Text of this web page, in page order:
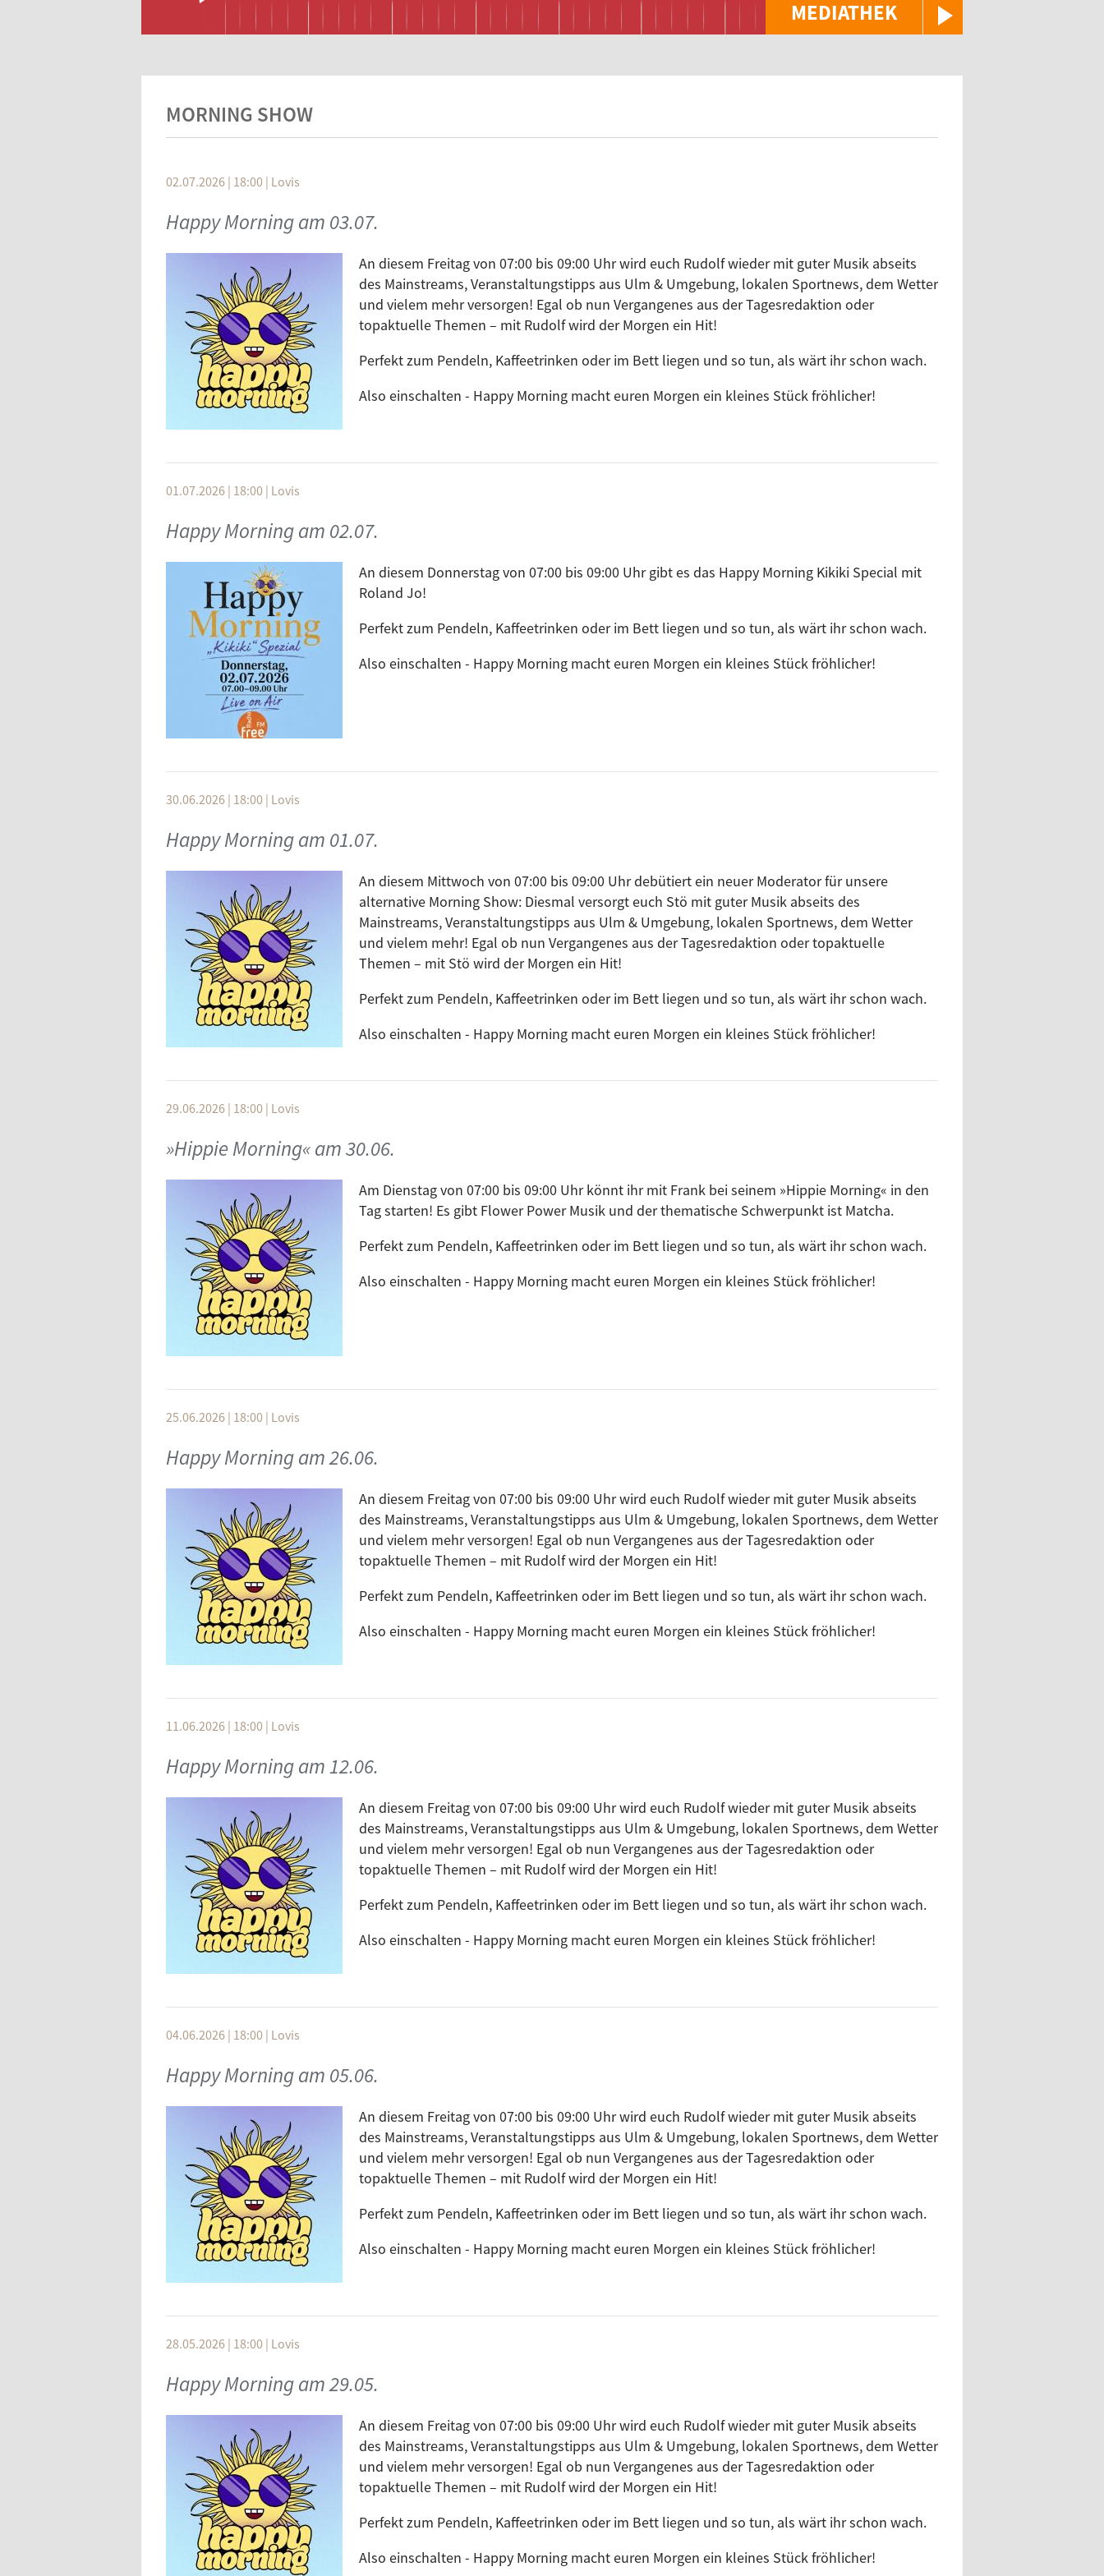
MEDIATHEK
MORNING SHOW
02.07.2026 | 18:00 | Lovis
Happy Morning am 03.07.
An diesem Freitag von 07:00 bis 09:00 Uhr wird euch Rudolf wieder mit guter Musik abseits
des Mainstreams, Veranstaltungstipps aus Ulm & Umgebung, lokalen Sportnews, dem Wetter
und vielem mehr versorgen! Egal ob nun Vergangenes aus der Tagesredaktion oder
topaktuelle Themen – mit Rudolf wird der Morgen ein Hit!
Perfekt zum Pendeln, Kaffeetrinken oder im Bett liegen und so tun, als wärt ihr schon wach.
Also einschalten - Happy Morning macht euren Morgen ein kleines Stück fröhlicher!
01.07.2026 | 18:00 | Lovis
Happy Morning am 02.07.
An diesem Donnerstag von 07:00 bis 09:00 Uhr gibt es das Happy Morning Kikiki Special mit
Roland Jo!
Perfekt zum Pendeln, Kaffeetrinken oder im Bett liegen und so tun, als wärt ihr schon wach.
Also einschalten - Happy Morning macht euren Morgen ein kleines Stück fröhlicher!
30.06.2026 | 18:00 | Lovis
Happy Morning am 01.07.
An diesem Mittwoch von 07:00 bis 09:00 Uhr debütiert ein neuer Moderator für unsere
alternative Morning Show: Diesmal versorgt euch Stö mit guter Musik abseits des
Mainstreams, Veranstaltungstipps aus Ulm & Umgebung, lokalen Sportnews, dem Wetter
und vielem mehr! Egal ob nun Vergangenes aus der Tagesredaktion oder topaktuelle
Themen – mit Stö wird der Morgen ein Hit!
Perfekt zum Pendeln, Kaffeetrinken oder im Bett liegen und so tun, als wärt ihr schon wach.
Also einschalten - Happy Morning macht euren Morgen ein kleines Stück fröhlicher!
29.06.2026 | 18:00 | Lovis
»Hippie Morning« am 30.06.
Am Dienstag von 07:00 bis 09:00 Uhr könnt ihr mit Frank bei seinem »Hippie Morning« in den
Tag starten! Es gibt Flower Power Musik und der thematische Schwerpunkt ist Matcha.
Perfekt zum Pendeln, Kaffeetrinken oder im Bett liegen und so tun, als wärt ihr schon wach.
Also einschalten - Happy Morning macht euren Morgen ein kleines Stück fröhlicher!
25.06.2026 | 18:00 | Lovis
Happy Morning am 26.06.
An diesem Freitag von 07:00 bis 09:00 Uhr wird euch Rudolf wieder mit guter Musik abseits
des Mainstreams, Veranstaltungstipps aus Ulm & Umgebung, lokalen Sportnews, dem Wetter
und vielem mehr versorgen! Egal ob nun Vergangenes aus der Tagesredaktion oder
topaktuelle Themen – mit Rudolf wird der Morgen ein Hit!
Perfekt zum Pendeln, Kaffeetrinken oder im Bett liegen und so tun, als wärt ihr schon wach.
Also einschalten - Happy Morning macht euren Morgen ein kleines Stück fröhlicher!
11.06.2026 | 18:00 | Lovis
Happy Morning am 12.06.
An diesem Freitag von 07:00 bis 09:00 Uhr wird euch Rudolf wieder mit guter Musik abseits
des Mainstreams, Veranstaltungstipps aus Ulm & Umgebung, lokalen Sportnews, dem Wetter
und vielem mehr versorgen! Egal ob nun Vergangenes aus der Tagesredaktion oder
topaktuelle Themen – mit Rudolf wird der Morgen ein Hit!
Perfekt zum Pendeln, Kaffeetrinken oder im Bett liegen und so tun, als wärt ihr schon wach.
Also einschalten - Happy Morning macht euren Morgen ein kleines Stück fröhlicher!
04.06.2026 | 18:00 | Lovis
Happy Morning am 05.06.
An diesem Freitag von 07:00 bis 09:00 Uhr wird euch Rudolf wieder mit guter Musik abseits
des Mainstreams, Veranstaltungstipps aus Ulm & Umgebung, lokalen Sportnews, dem Wetter
und vielem mehr versorgen! Egal ob nun Vergangenes aus der Tagesredaktion oder
topaktuelle Themen – mit Rudolf wird der Morgen ein Hit!
Perfekt zum Pendeln, Kaffeetrinken oder im Bett liegen und so tun, als wärt ihr schon wach.
Also einschalten - Happy Morning macht euren Morgen ein kleines Stück fröhlicher!
28.05.2026 | 18:00 | Lovis
Happy Morning am 29.05.
An diesem Freitag von 07:00 bis 09:00 Uhr wird euch Rudolf wieder mit guter Musik abseits
des Mainstreams, Veranstaltungstipps aus Ulm & Umgebung, lokalen Sportnews, dem Wetter
und vielem mehr versorgen! Egal ob nun Vergangenes aus der Tagesredaktion oder
topaktuelle Themen – mit Rudolf wird der Morgen ein Hit!
Perfekt zum Pendeln, Kaffeetrinken oder im Bett liegen und so tun, als wärt ihr schon wach.
Also einschalten - Happy Morning macht euren Morgen ein kleines Stück fröhlicher!